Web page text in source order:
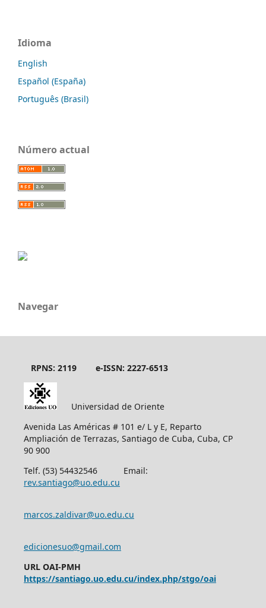
Idioma
English
Español (España)
Português (Brasil)
Número actual
Navegar
RPNS: 2119 e-ISSN: 2227-6513
Universidad de Oriente
Avenida Las Américas # 101 e/ L y E, Reparto
Ampliación de Terrazas, Santiago de Cuba, Cuba, CP
90 900
Telf. (53) 54432546 Email:
rev.santiago@uo.edu.cu
marcos.zaldivar@uo.edu.cu
edicionesuo@gmail.com
URL OAI-PMH
https://santiago.uo.edu.cu/index.php/stgo/oai